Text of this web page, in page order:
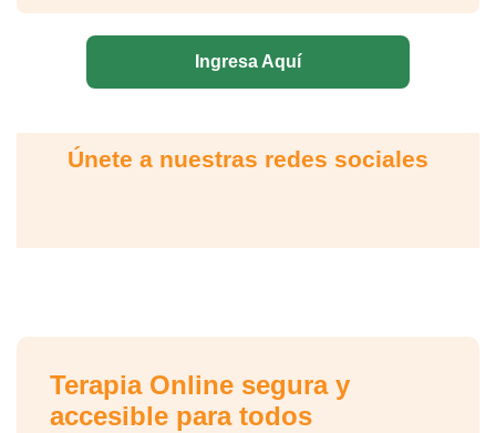
Ingresa Aquí
Únete a nuestras redes sociales
Terapia Online segura y
accesible para todos